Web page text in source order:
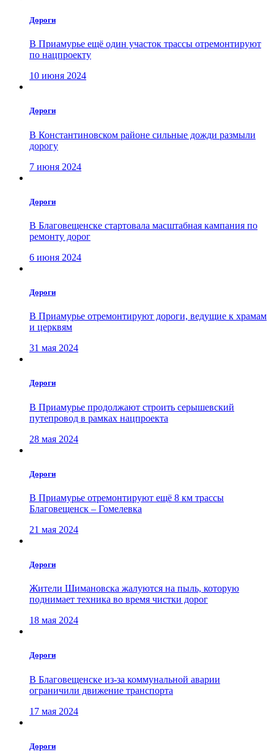
Дороги
В Приамурье ещё один участок трассы отремонтируют
по нацпроекту
10 июня 2024
Дороги
В Константиновском районе сильные дожди размыли
дорогу
7 июня 2024
Дороги
В Благовещенске стартовала масштабная кампания по
ремонту дорог
6 июня 2024
Дороги
В Приамурье отремонтируют дороги, ведущие к храмам
и церквям
31 мая 2024
Дороги
В Приамурье продолжают строить серышевский
путепровод в рамках нацпроекта
28 мая 2024
Дороги
В Приамурье отремонтируют ещё 8 км трассы
Благовещенск – Гомелевка
21 мая 2024
Дороги
Жители Шимановска жалуются на пыль, которую
поднимает техника во время чистки дорог
18 мая 2024
Дороги
В Благовещенске из-за коммунальной аварии
ограничили движение транспорта
17 мая 2024
Дороги